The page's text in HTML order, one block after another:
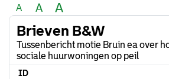
A A A
Brieven B&W
Tussenbericht motie Bruin ea over
sociale huurwoningen op peil
ID